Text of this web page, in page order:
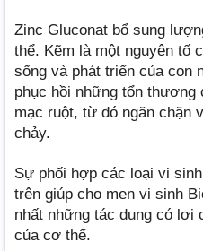
Zinc Gluconat bổ sung
thể. Kẽm là một nguyên tố
sống và phát triển của con
phục hồi những tổn
mạc ruột, từ đó ngăn chặn
chảy.
Sự phối hợp các loại vi
trên giúp cho men vi sinh
nhất những tác dụng có lợi
của cơ thể.